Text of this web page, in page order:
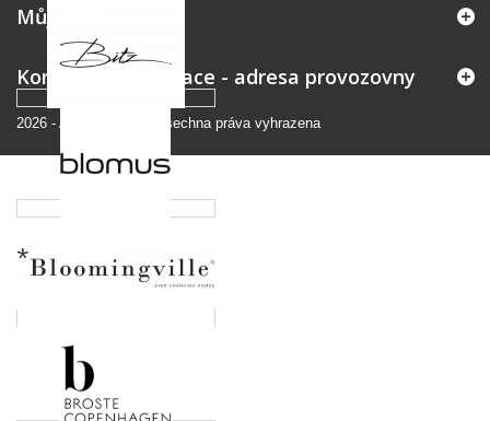
Můj účet
Kontaktní informace - adresa provozovny
2026 - Andromedo.cz Všechna práva vyhrazena